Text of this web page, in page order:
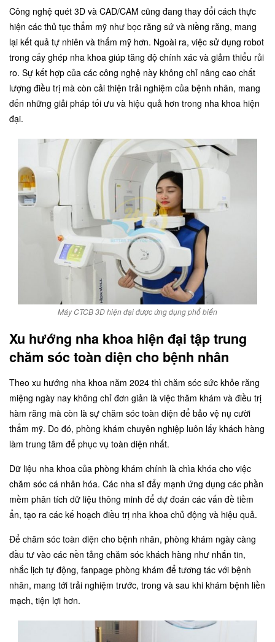
Công nghệ quét 3D và CAD/CAM cũng đang thay đổi cách thực
hiện các thủ tục thẩm mỹ như bọc răng sứ và niềng răng, mang
lại kết quả tự nhiên và thẩm mỹ hơn. Ngoài ra, việc sử dụng robot
trong cấy ghép nha khoa giúp tăng độ chính xác và giảm thiểu rủi
ro. Sự kết hợp của các công nghệ này không chỉ nâng cao chất
lượng điều trị mà còn cải thiện trải nghiệm của bệnh nhân, mang
đến những giải pháp tối ưu và hiệu quả hơn trong nha khoa hiện
đại.
Máy CTCB 3D hiện đại được ứng dụng phổ biến
Xu hướng nha khoa hiện đại tập trung
chăm sóc toàn diện cho bệnh nhân
Theo xu hướng nha khoa năm 2024 thì chăm sóc sức khỏe răng
miệng ngày nay không chỉ đơn giản là việc thăm khám và điều trị
hàm răng mà còn là sự chăm sóc toàn diện để bảo vệ nụ cười
thẩm mỹ. Do đó, phòng khám chuyên nghiệp luôn lấy khách hàng
làm trung tâm để phục vụ toàn diện nhất.
Dữ liệu nha khoa của phòng khám chính là chìa khóa cho việc
chăm sóc cá nhân hóa. Các nha sĩ đẩy mạnh ứng dụng các phần
mềm phân tích dữ liệu thông minh để dự đoán các vấn đề tiềm
ẩn, tạo ra các kế hoạch điều trị nha khoa chủ động và hiệu quả.
Để chăm sóc toàn diện cho bệnh nhân, phòng khám ngày càng
đầu tư vào các nền tảng chăm sóc khách hàng như nhắn tin,
nhắc lịch tự động, fanpage phòng khám để tương tác với bệnh
nhân, mang tới trải nghiệm trước, trong và sau khi khám bệnh liền
mạch, tiện lợi hơn.